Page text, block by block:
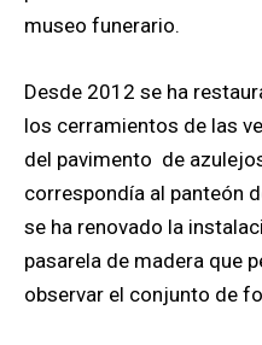
museo funerario.
Desde 2012 se ha
los cerramientos de las
del pavimento de
correspondía al panteón
se ha renovado la
pasarela de madera que
observar el conjunto de